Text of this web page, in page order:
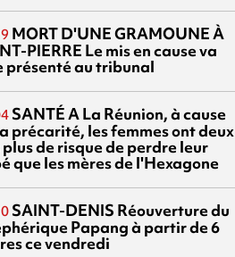
MORT D'UNE GRAMOUNE À
PIERRE Le mis en cause va
présenté au tribunal
SANTÉA La Réunion, à cause
précarité, les femmes ont deux
de risque de perdre leur
que les mères de l'Hexagone
SAINT-DENIS Réouverture du
Papang à partir de 6
ce vendredi